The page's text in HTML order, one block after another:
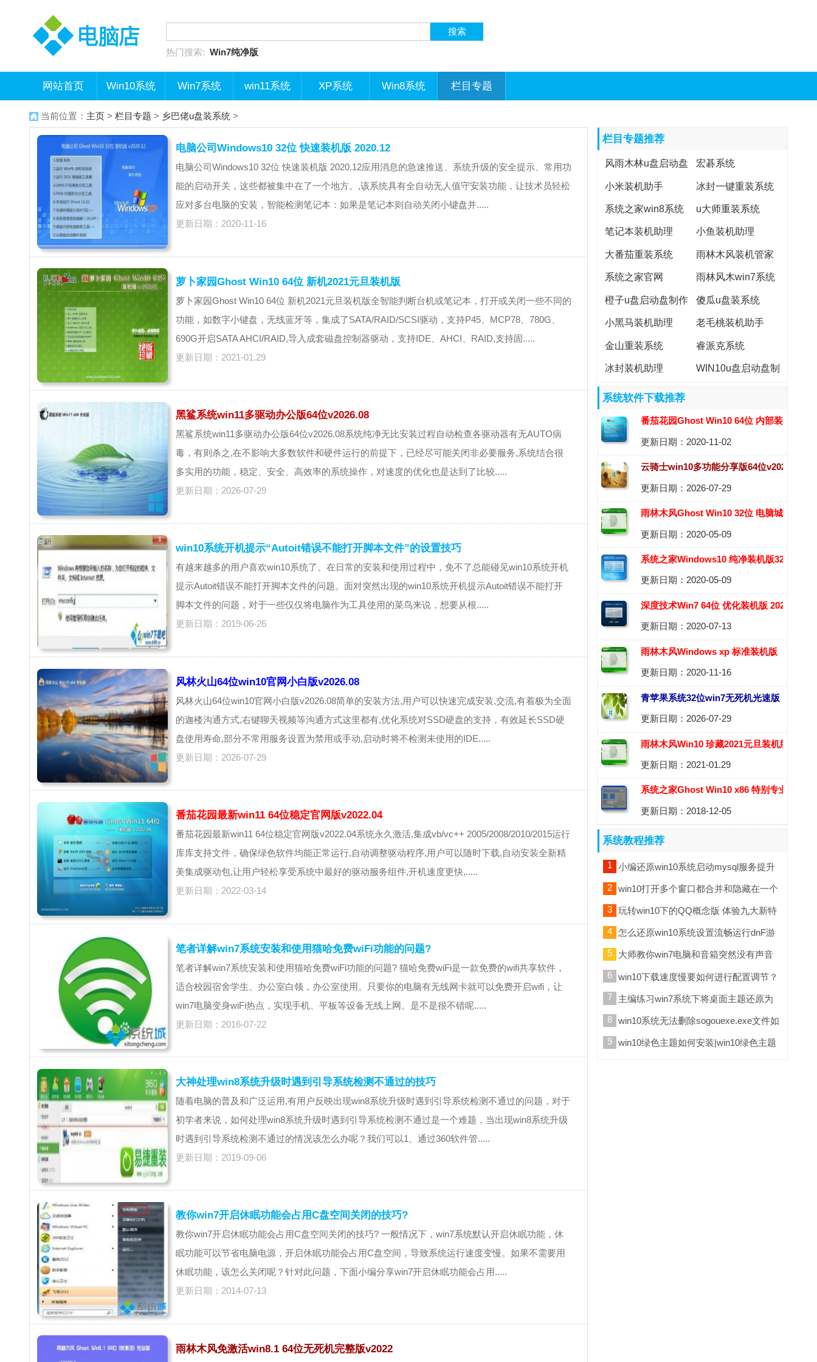
热门搜索: Win7纯净版
网站首页 Win10系统 Win7系统 win11系统 XP系统 Win8系统 栏目专题
当前位置： 主页 > 栏目专题 > 乡巴佬u盘装系统 >
电脑公司Windows10 32位 快速装机版 2020.12
电脑公司Windows10 32位 快速装机版 2020.12应用消息的急速推送、系统升级的安全提示、常用功
能的启动开关，这些都被集中在了一个地方。,该系统具有全自动无人值守安装功能，让技术员轻松
应对多台电脑的安装，智能检测笔记本：如果是笔记本则自动关闭小键盘并.....
更新日期：2020-11-16
萝卜家园Ghost Win10 64位 新机2021元旦装机版
萝卜家园Ghost Win10 64位 新机2021元旦装机版全智能判断台机或笔记本，打开或关闭一些不同的
功能，如数字小键盘，无线蓝牙等，集成了SATA/RAID/SCSI驱动，支持P45、MCP78、780G、
690G开启SATA AHCI/RAID,导入成套磁盘控制器驱动，支持IDE、AHCI、RAID,支持固.....
更新日期：2021-01.29
黑鲨系统win11多驱动办公版64位v2026.08
黑鲨系统win11多驱动办公版64位v2026.08系统纯净无比安装过程自动检查各驱动器有无AUTO病
毒，有则杀之,在不影响大多数软件和硬件运行的前提下，已经尽可能关闭非必要服务,系统结合很
多实用的功能，稳定、安全、高效率的系统操作，对速度的优化也是达到了比较.....
更新日期：2026-07-29
win10系统开机提示“Autoit错误不能打开脚本文件”的设置技巧
有越来越多的用户喜欢win10系统了。在日常的安装和使用过程中，免不了总能碰见win10系统开机
提示Autoit错误不能打开脚本文件的问题。面对突然出现的win10系统开机提示Autoit错误不能打开
脚本文件的问题，对于一些仅仅将电脑作为工具使用的菜鸟来说，想要从根.....
更新日期：2019-06-26
风林火山64位win10官网小白版v2026.08
风林火山64位win10官网小白版v2026.08简单的安装方法,用户可以快速完成安装,交流,有着极为全面
的迦楼沟通方式,右键聊天视频等沟通方式这里都有,优化系统对SSD硬盘的支持，有效延长SSD硬
盘使用寿命,部分不常用服务设置为禁用或手动,启动时将不检测未使用的IDE.....
更新日期：2026-07-29
番茄花园最新win11 64位稳定官网版v2022.04
番茄花园最新win11 64位稳定官网版v2022.04系统永久激活,集成vb/vc++ 2005/2008/2010/2015运行
库库支持文件，确保绿色软件均能正常运行,自动调整驱动程序,用户可以随时下载,自动安装全新精
美集成驱动包,让用户轻松享受系统中最好的驱动服务组件,开机速度更快,.....
更新日期：2022-03-14
笔者详解win7系统安装和使用猫哈免费wiFi功能的问题?
笔者详解win7系统安装和使用猫哈免费wiFi功能的问题? 猫哈免费wiFi是一款免费的wifi共享软件，
适合校园宿舍学生、办公室白领，办公室使用。只要你的电脑有无线网卡就可以免费开启wifi，让
win7电脑变身wiFi热点，实现手机、平板等设备无线上网。是不是很不错呢.....
更新日期：2016-07-22
大神处理win8系统升级时遇到引导系统检测不通过的技巧
随着电脑的普及和广泛运用,有用户反映出现win8系统升级时遇到引导系统检测不通过的问题，对于
初学者来说，如何处理win8系统升级时遇到引导系统检测不通过是一个难题，当出现win8系统升级
时遇到引导系统检测不通过的情况该怎么办呢？我们可以1、通过360软件管.....
更新日期：2019-09-06
教你win7开启休眠功能会占用C盘空间关闭的技巧?
教你win7开启休眠功能会占用C盘空间关闭的技巧? 一般情况下，win7系统默认开启休眠功能，休
眠功能可以节省电脑电源，开启休眠功能会占用C盘空间，导致系统运行速度变慢。如果不需要用
休眠功能，该怎么关闭呢？针对此问题，下面小编分享win7开启休眠功能会占用.....
更新日期：2014-07-13
雨林木风免激活win8.1 64位无死机完整版v2022
栏目专题推荐
风雨木林u盘启动盘
制作工具
宏碁系统
小米装机助手 冰封一键重装系统
系统之家win8系统
下载
u大师重装系统
笔记本装机助理 小鱼装机助理
大番茄重装系统 雨林木风装机管家
系统之家官网
雨林风木win7系统
下载
橙子u盘启动盘制作
工具
傻瓜u盘装系统
小黑马装机助理 老毛桃装机助手
金山重装系统 睿派克系统
冰封装机助理
WIN10u盘启动盘制
系统软件下载推荐
番茄花园Ghost Win10 64位 内部装机版
2020.11
更新日期：2020-11-02
云骑士win10多功能分享版64位v2026.08
更新日期：2026-07-29
雨林木风Ghost Win10 32位 电脑城装机
版 2020.06
更新日期：2020-05-09
系统之家Windows10 纯净装机版32位
2020.06
更新日期：2020-05-09
深度技术Win7 64位 优化装机版 2020.08
更新日期：2020-07-13
雨林木风Windows xp 标准装机版
2020.12
更新日期：2020-11-16
青苹果系统32位win7无死机光速版
v2026.08
更新日期：2026-07-29
雨林木风Win10 珍藏2021元旦装机版(64
位)
更新日期：2021-01.29
系统之家Ghost Win10 x86 特别专业版
v2018.12
更新日期：2018-12-05
系统教程推荐
1
小编还原win10系统启动mysql服务提升
错误10610进程意外终止的方
2
win10打开多个窗口都合并和隐藏在一个
窗口里面如何办
3
玩转win10下的QQ概念版 体验九大新特
性
4
怎么还原win10系统设置流畅运行dnF游
戏解决兼容的方法
5
大师教你win7电脑和音箱突然没有声音
的技巧?
6
win10下载速度慢要如何进行配置调节？
7
主编练习win7系统下将桌面主题还原为
默认主题的方法?
8
win10系统无法删除sogouexe.exe文件如
何办（已处理）
9
win10绿色主题如何安装|win10绿色主题